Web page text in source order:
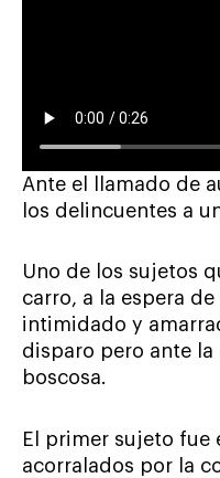
Ante el llamado de
los delincuentes a
Uno de los sujetos
carro, a la espera
intimidado y
disparo pero ante
boscosa.
El primer sujeto fue
acorralados por la